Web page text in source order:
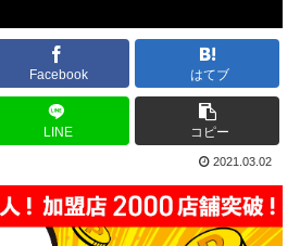
Facebook はてブ
LINE コピー
2021.03.02